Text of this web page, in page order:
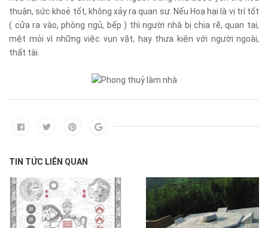
thuận, sức khoẻ tốt, không xảy ra quan sự. Nếu Hoạ hại là vị trí tốt
( cửa ra vào, phòng ngủ, bếp ) thì người nhà bị chia rẽ, quan tai,
mệt mỏi vì những việc vụn vặt, hay thưa kiện với người ngoài,
thất tài.
TIN TỨC LIÊN QUAN